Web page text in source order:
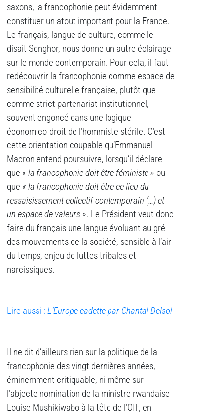
saxons, la francophonie peut évidemment
constituer un atout important pour la France.
Le français, langue de culture, comme le
disait Senghor, nous donne un autre éclairage
sur le monde contemporain. Pour cela, il faut
redécouvrir la francophonie comme espace de
sensibilité culturelle française, plutôt que
comme strict partenariat institutionnel,
souvent engoncé dans une logique
économico-droit de l’hommiste stérile. C’est
cette orientation coupable qu’Emmanuel
Macron entend poursuivre, lorsqu’il déclare
que « la francophonie doit être féministe » ou
que « la francophonie doit être ce lieu du
ressaisissement collectif contemporain (…) et
un espace de valeurs ». Le Président veut donc
faire du français une langue évoluant au gré
des mouvements de la société, sensible à l’air
du temps, enjeu de luttes tribales et
narcissiques.
Lire aussi : L’Europe cadette par Chantal Delsol
Il ne dit d’ailleurs rien sur la politique de la
francophonie des vingt dernières années,
éminemment critiquable, ni même sur
l’abjecte nomination de la ministre rwandaise
Louise Mushikiwabo à la tête de l’OIF, en